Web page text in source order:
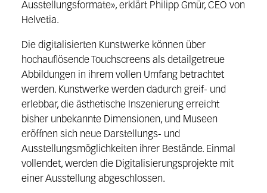
Ausstellungsformate», erklärt Philipp Gmür, CEO von
Helvetia.
Die digitalisierten Kunstwerke können über
hochauflösende Touchscreens als detailgetreue
Abbildungen in ihrem vollen Umfang betrachtet
werden. Kunstwerke werden dadurch greif- und
erlebbar, die ästhetische Inszenierung erreicht
bisher unbekannte Dimensionen, und Museen
eröffnen sich neue Darstellungs- und
Ausstellungsmöglichkeiten ihrer Bestände. Einmal
vollendet, werden die Digitalisierungsprojekte mit
einer Ausstellung abgeschlossen.